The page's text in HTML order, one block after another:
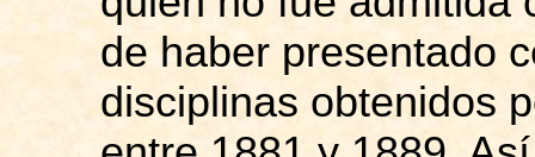
de haber presentado
disciplinas obtenidos